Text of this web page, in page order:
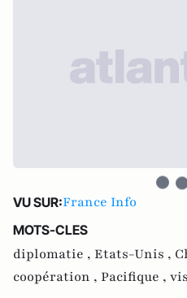
VU SUR:France Info
MOTS-CLES
diplomatie , Etats-Unis ,
coopération , Pacifique ,